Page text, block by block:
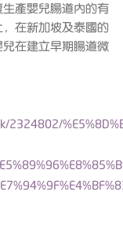
產嬰兒腸道內的有
在新加坡及泰國的
在建立早期腸道微